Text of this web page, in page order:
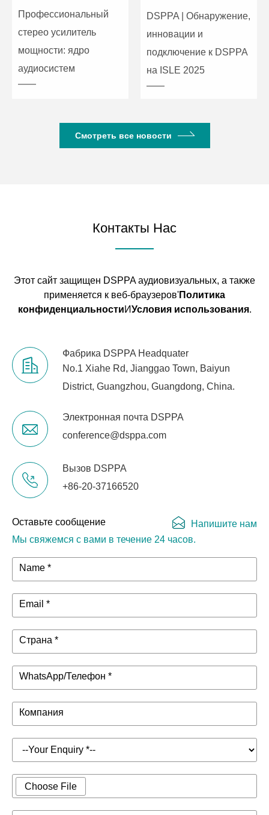
Профессиональный
стерео усилитель
мощности: ядро
аудиосистем
DSPPA | Обнаружение,
инновации и
подключение к DSPPA
на ISLE 2025
Смотреть все новости
Контакты Нас
Этот сайт защищен DSPPA аудиовизуальных, а также
применяется к веб-браузеров'Политика
конфиденциальностиИУсловия использования.
Фабрика DSPPA Headquater
No.1 Xiahe Rd, Jianggao Town, Baiyun
District, Guangzhou, Guangdong, China.
Электронная почта DSPPA
conference@dsppa.com
Вызов DSPPA
+86-20-37166520
Оставьте сообщение
Мы свяжемся с вами в течение 24 часов.
Напишите нам
Name *
Email *
Страна *
WhatsApp/Телефон *
Компания
Choose File